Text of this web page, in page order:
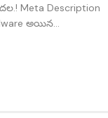
Meta Description
అయిన...